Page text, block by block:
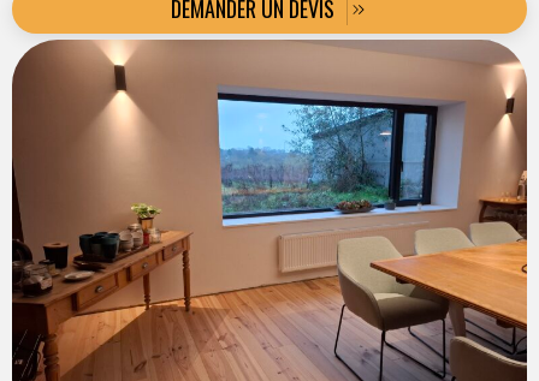
DEMANDER UN DEVIS